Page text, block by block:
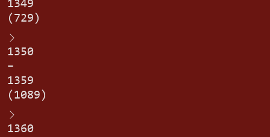
1349
(729)
1350
–
1359
(1089)
1360